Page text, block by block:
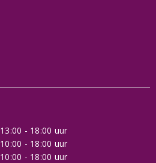
13:00 - 18:00 uur
10:00 - 18:00 uur
10:00 - 18:00 uur